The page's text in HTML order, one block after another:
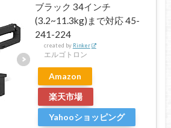
ブラック 34インチ
(3.2~11.3kg)まで対応 45-
241-224
created by Rinker
エルゴトロン
Amazon
楽天市場
Yahooショッピング